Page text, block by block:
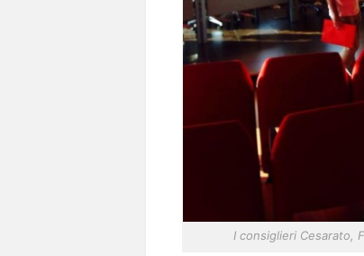
I consiglieri Cesarato,